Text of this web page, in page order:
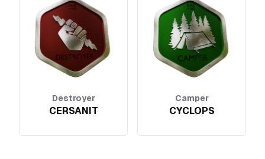
Destroyer
CERSANIT
Camper
CYCLOPS